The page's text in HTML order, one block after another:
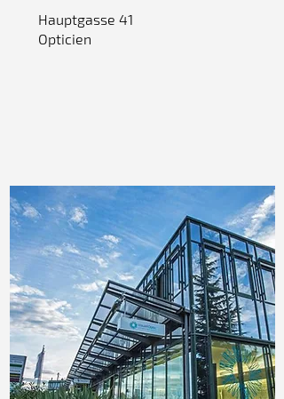
Hauptgasse 41
Opticien